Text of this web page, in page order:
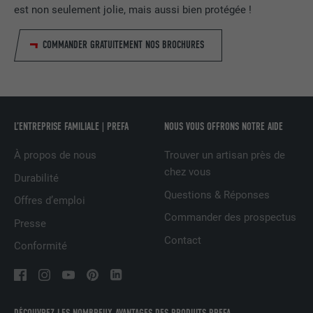
est non seulement jolie, mais aussi bien protégée !
COMMANDER GRATUITEMENT NOS BROCHURES
L’ENTREPRISE FAMILIALE | PREFA
À propos de nous
Durabilité
Offres d’emploi
Presse
Conformité
NOUS VOUS OFFRONS NOTRE AIDE
Trouver un artisan près de
chez vous
Questions & Réponses
Commander des prospectus
Contact
FOURNISSEUR Google Optimize
EXPIRATION 90 jours
contient aucun élément d'identification.
NOM lang
UTILITÉ
Internet contient une fenêtre « Suivez-
nous » intégrée.
NOM
FOURNISSEUR
EXPIRATION